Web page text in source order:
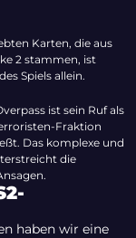
Karten, die aus
2 stammen, ist
Spiels allein.
ist sein Ruf als
Fraktion
Das komplexe und
die
haben wir eine